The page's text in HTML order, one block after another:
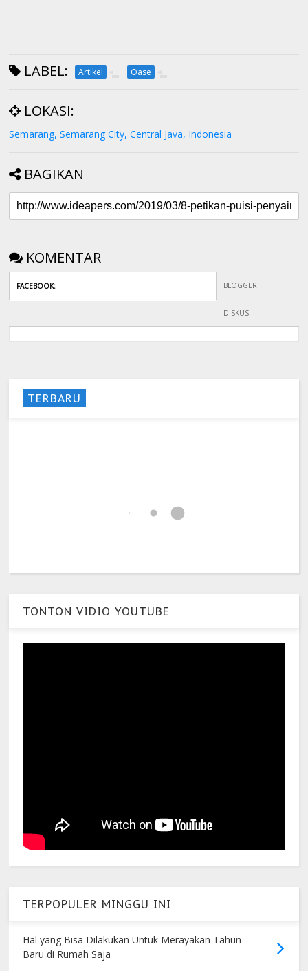
LABEL: Artikel Oase
LOKASI:
Semarang, Semarang City, Central Java, Indonesia
BAGIKAN
KOMENTAR
FACEBOOK: BLOGGER
DISKUSI
TERBARU
TONTON VIDIO YOUTUBE
TERPOPULER MINGGU INI
Hal yang Bisa Dilakukan Untuk Merayakan Tahun
Baru di Rumah Saja